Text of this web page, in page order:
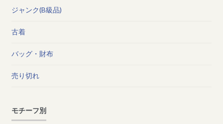
ジャンク(B級品)
古着
バッグ・財布
売り切れ
モチーフ別